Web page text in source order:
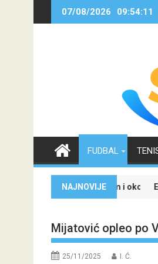
07/08/2026 09:54:12
FUDBAL
NAJNOVIJE
i okončao neizvijesnost oko
Evropski četvrtak
Mijatović opleo po
25/11/2025 I. Ć.